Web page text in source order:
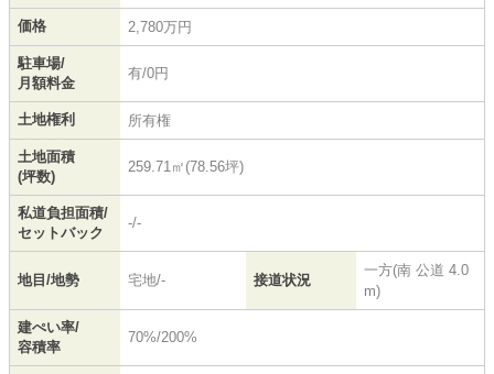
価格 2,780万円
駐車場/
月額料金
有/0円
土地権利 所有権
土地面積
(坪数)
259.71㎡(78.56坪)
私道負担面積/
セットバック
-/-
地目/地勢 宅地/- 接道状況
一方(南 公道 4.0
m)
建ぺい率/
容積率
70%/200%